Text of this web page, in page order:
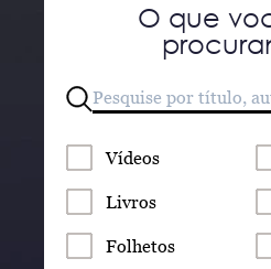
O que
Vídeos
Livros
Folhetos